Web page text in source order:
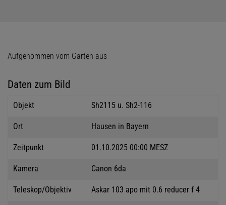
Aufgenommen vom Garten aus
Daten zum Bild
Objekt Sh2115 u. Sh2-116
Ort Hausen in Bayern
Zeitpunkt 01.10.2025 00:00 MESZ
Kamera Canon 6da
Teleskop/Objektiv Askar 103 apo mit 0.6 reducer f 4